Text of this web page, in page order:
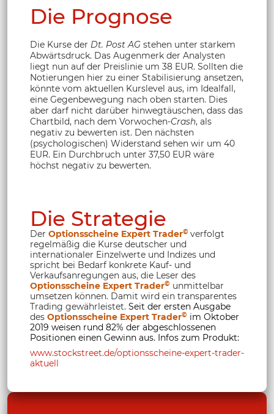
Die Prognose
Die Kurse der Dt. Post AG stehen unter starkem
Abwärtsdruck. Das Augenmerk der Analysten
liegt nun auf der Preislinie um 38 EUR. Sollten die
Notierungen hier zu einer Stabilisierung ansetzen,
könnte vom aktuellen Kurslevel aus, im Idealfall,
eine Gegenbewegung nach oben starten. Dies
aber darf nicht darüber hinwegtäuschen, dass das
Chartbild, nach dem Vorwochen-Crash, als
negativ zu bewerten ist. Den nächsten
(psychologischen) Widerstand sehen wir um 40
EUR. Ein Durchbruch unter 37,50 EUR wäre
höchst negativ zu bewerten.
Die Strategie
Der Optionsscheine Expert Trader© verfolgt
regelmäßig die Kurse deutscher und
internationaler Einzelwerte und Indizes und
spricht bei Bedarf konkrete Kauf- und
Verkaufsanregungen aus, die Leser des
Optionsscheine Expert Trader© unmittelbar
umsetzen können. Damit wird ein transparentes
Trading gewährleistet. Seit der ersten Ausgabe
des Optionsscheine Expert Trader© im Oktober
2019 weisen rund 82% der abgeschlossenen
Positionen einen Gewinn aus. Infos zum Produkt:
www.stockstreet.de/optionsscheine-expert-trader-
aktuell